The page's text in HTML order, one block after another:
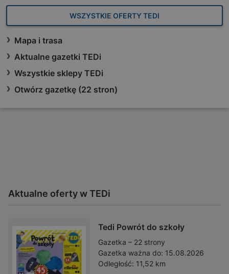
WSZYSTKIE OFERTY TEDI
Mapa i trasa
Aktualne gazetki TEDi
Wszystkie sklepy TEDi
Otwórz gazetkę (22 stron)
Aktualne oferty w TEDi
Tedi Powrót do szkoły
Gazetka – 22 strony
Gazetka ważna do: 15.08.2026
Odległość: 11,52 km